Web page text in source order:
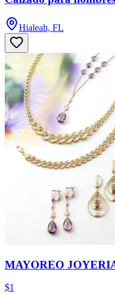
Hialeah, FL
MAYOREO
$1